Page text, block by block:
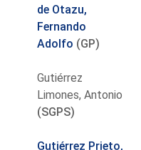
de Otazu,
Fernando
Adolfo (GP)
Gutiérrez
Limones, Antonio
(SGPS)
Gutiérrez Prieto,